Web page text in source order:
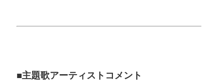
■主題歌アーティストコメント